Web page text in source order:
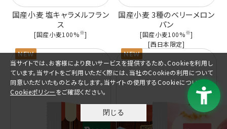
国産小麦 塩キャラメルフラン
ス
[国産小麦100%※]
国産小麦 3種のベリーメロン
パン
[国産小麦100%※]
[西日本限定]
当サイトでは、お客様により良いサービスを提供するため、Cookieを利用し
ています。当サイトをご利用いただく際には、当社のCookieの利用について
同意いただいたものとみなします。当サイトの使用するCookieについては、
Cookieポリシーをご確認ください。
閉じる